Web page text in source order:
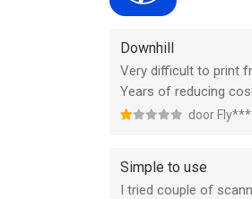
Downhill
Very difficult to print
Years of reducing
door
Simple to use
I tried couple of